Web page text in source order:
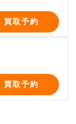
買取予約
買取予約